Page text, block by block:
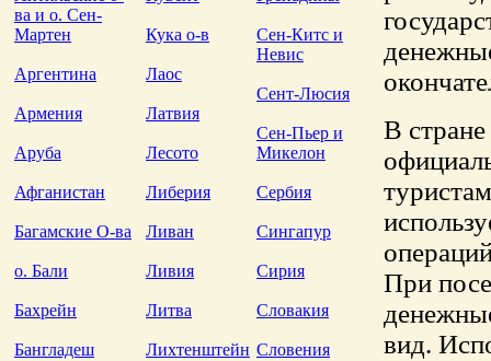
ва и о. Сен-
Мартен
Аргентина
Армения
Аруба
Афганистан
Багамские О-ва
о. Бали
Бахрейн
Бангладеш
Кука о-в
Лаос
Латвия
Лесото
Либерия
Ливан
Ливия
Литва
Лихтенштейн
Сен-Китс и
Невис
Сент-Люсия
Сен-Пьер и
Микелон
Сербия
Сингапур
Сирия
Словакия
Словения
В
При
вид.